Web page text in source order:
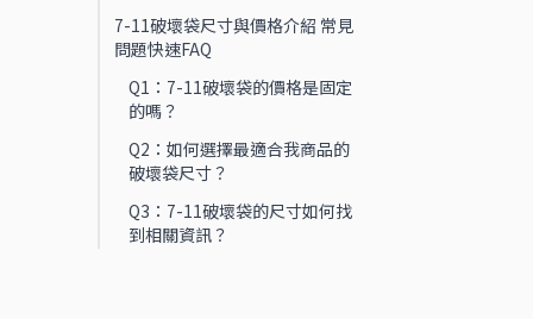
7-11破壞袋尺寸與價格介紹 常見
問題快速FAQ
Q1：7-11破壞袋的價格是固定
的嗎？
Q2：如何選擇最適合我商品的
破壞袋尺寸？
Q3：7-11破壞袋的尺寸如何找
到相關資訊？